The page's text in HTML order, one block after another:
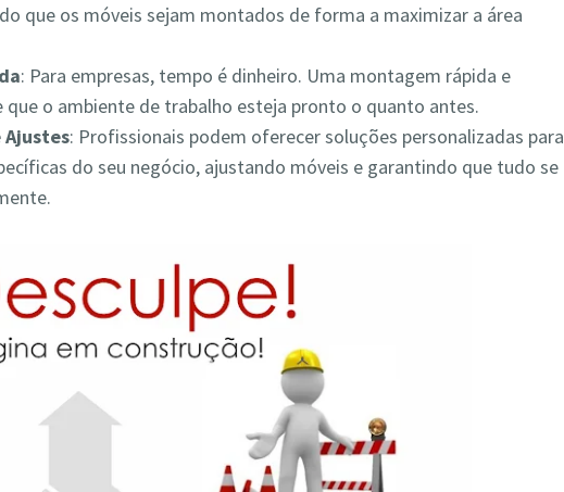
que os móveis sejam montados de forma a maximizar a área
: Para empresas, tempo é dinheiro. Uma montagem rápida e
o ambiente de trabalho esteja pronto o quanto antes.
Ajustes: Profissionais podem oferecer soluções personalizadas para
do seu negócio, ajustando móveis e garantindo que tudo se